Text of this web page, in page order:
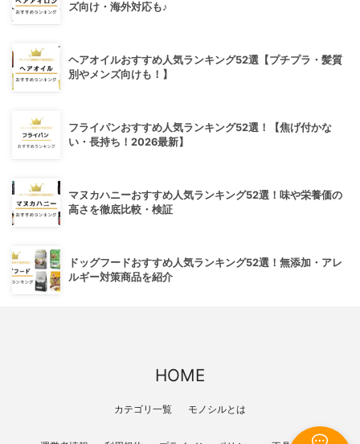
ズ向け・海外対応も♪
ヘアオイルおすすめ人気ランキング52選【プチプラ・髪質
別やメンズ向けも！】
フライパンおすすめ人気ランキング52選！【焦げ付かな
い・長持ち！2026最新】
マヌカハニーおすすめ人気ランキング52選！味や栄養価の
高さを徹底比較・検証
ドッグフードおすすめ人気ランキング52選！無添加・アレ
ルギー対策商品を紹介
HOME
カテゴリ一覧 モノシルとは